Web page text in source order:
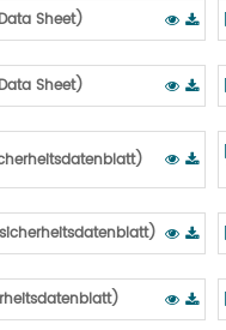
Sheet)
Sheet)